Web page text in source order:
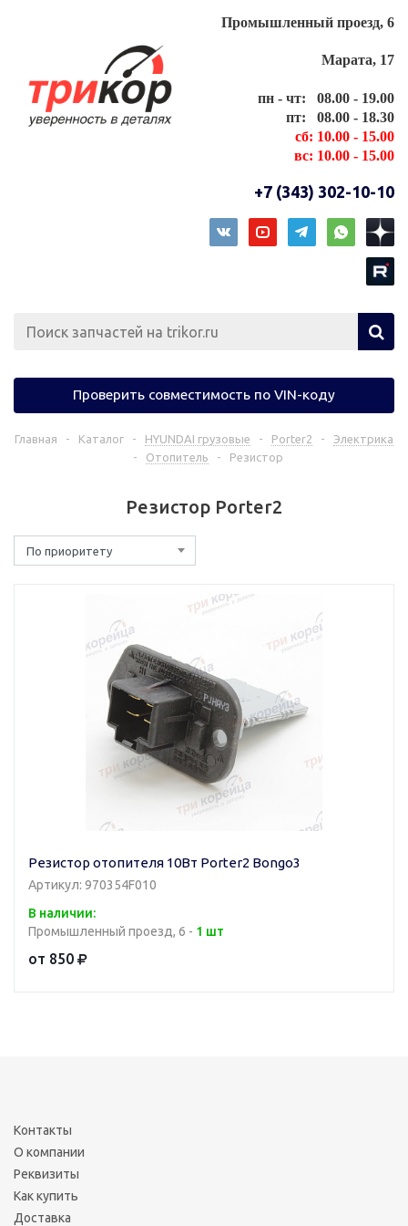
Промышленный проезд, 6
Марата, 17
пн - чт: 08.00 - 19.00
пт: 08.00 - 18.30
сб: 10.00 - 15.00
вс: 10.00 - 15.00
+7 (343) 302-10-10
Проверить совместимость по VIN-коду
Главная - Каталог - HYUNDAI грузовые - Porter2 -
Электрика
-
Отопитель - Резистор
Резистор Porter2
По приоритету
Резистор отопителя 10Вт Porter2 Bongo3
Артикул: 970354F010
В наличии:
Промышленный проезд, 6 - 1 шт
от 850
Контакты
О компании
Реквизиты
Как купить
Доставка